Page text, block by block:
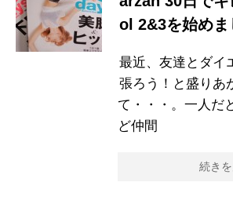
ol 2&3を始めま
最近、友達とダイ
張ろう！と盛りあ
て・・・。一人だ
ど仲間
続き